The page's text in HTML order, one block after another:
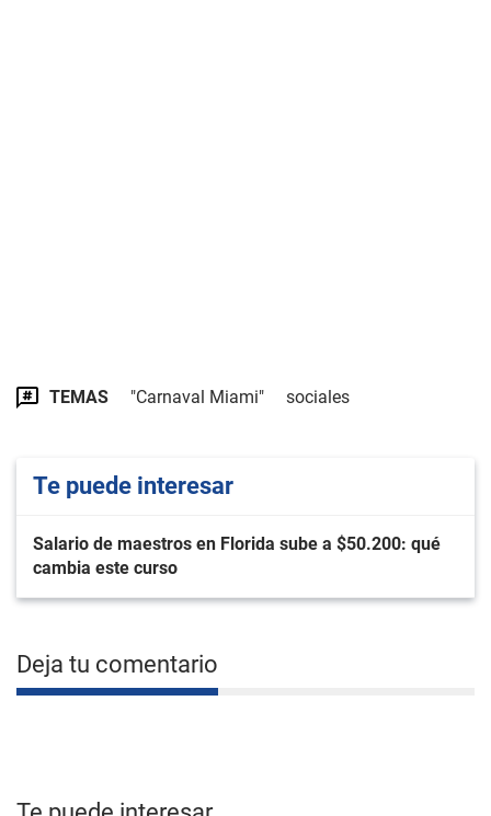
TEMAS "Carnaval Miami" sociales
Te puede interesar
Salario de maestros en Florida sube a $50.200: qué
cambia este curso
Deja tu comentario